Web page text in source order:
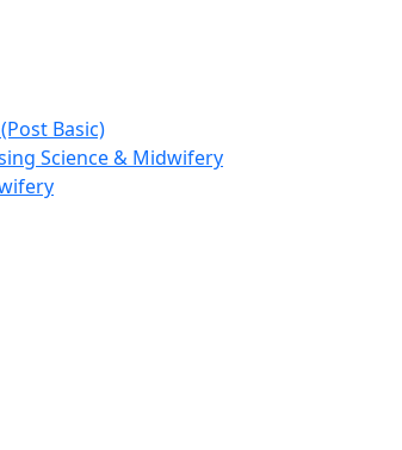
Basic)
Science & Midwifery